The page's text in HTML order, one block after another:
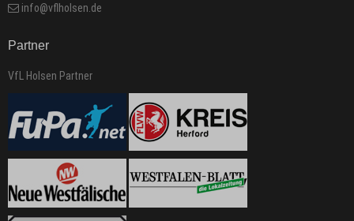
info@vflholsen.de
Partner
VfL Holsen Partner